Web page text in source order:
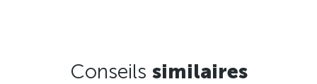
Conseils similaires